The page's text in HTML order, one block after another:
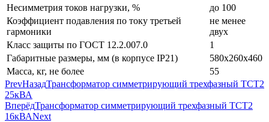
Несимметрия токов нагрузки, %
до 100
Коэффициент подавления по току третьей
гармоники
не менее
двух
Класс защиты по ГОСТ 12.2.007.0
1
Габаритные размеры, мм (в корпусе IP21)
580x260x460
Масса, кг, не более
55
PrevНазадТрансформатор симметрирующий трехфазный ТСТ2
25кВА
ВперёдТрансформатор симметрирующий трехфазный ТСТ2
16кВАNext